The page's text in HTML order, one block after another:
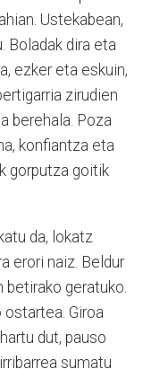
Ustekabean,
Boladak dira eta
ezker eta eskuin,
zirudien
berehala. Poza
konfiantza eta
gorputza goitik
da, lokatz
erori naiz. Beldur
geratuko.
Giroa
dut, pauso
sumatu